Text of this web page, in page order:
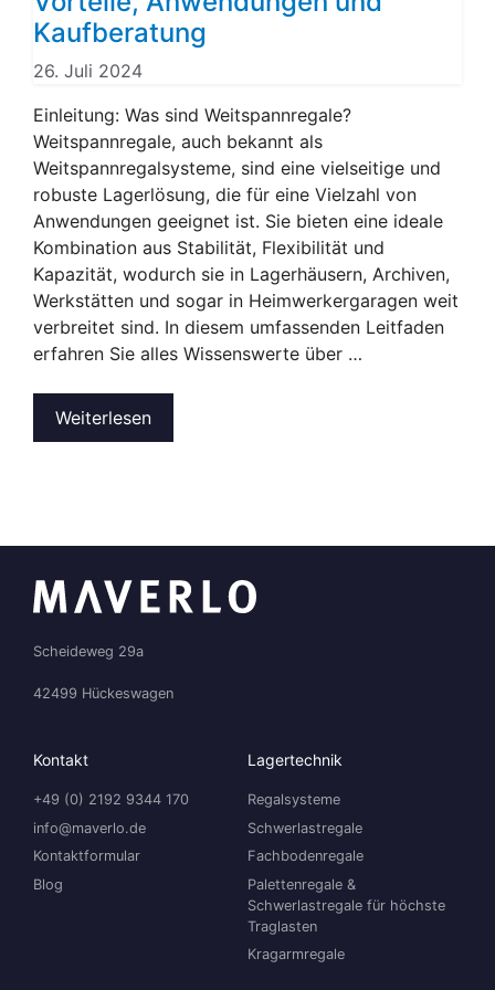
Kaufberatung
26. Juli 2024
Einleitung: Was sind Weitspannregale?
Weitspannregale, auch bekannt als
Weitspannregalsysteme, sind eine vielseitige und
robuste Lagerlösung, die für eine Vielzahl von
Anwendungen geeignet ist. Sie bieten eine ideale
Kombination aus Stabilität, Flexibilität und
Kapazität, wodurch sie in Lagerhäusern, Archiven,
Werkstätten und sogar in Heimwerkergaragen weit
verbreitet sind. In diesem umfassenden Leitfaden
erfahren Sie alles Wissenswerte über …
Weiterlesen
Scheideweg 29a
42499 Hückeswagen
Kontakt
+49 (0) 2192 9344 170
info@maverlo.de
Kontaktformular
Blog
Lagertechnik
Regalsysteme
Schwerlastregale
Fachbodenregale
Palettenregale &
Schwerlastregale für höchste
Traglasten
Kragarmregale